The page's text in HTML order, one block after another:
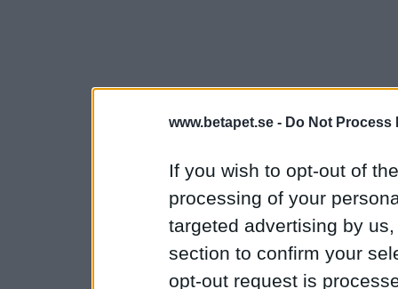
www.betapet.se - Do Not Process
If you wish to opt-out of
processing of your
targeted advertising by
section to confirm your
opt-out request is